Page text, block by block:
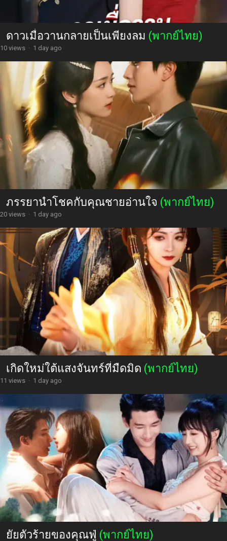
ดาวเมื่อวานกลายเป็นเพียงลม (พากย์ไทย)
10 views · 1 day ago
ภรรยานำโชคกับคุณชายอ่านใจ (พากย์ไทย)
20 views · 1 day ago
เกิดใหม่ใต้แสงจันทร์ที่มืดมิด (พากย์ไทย)
11 views · 1 day ago
ยัยตัวร้ายของคุณฟู่ (พากย์ไทย)